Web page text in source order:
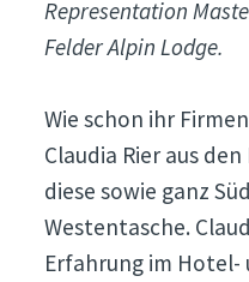
Representation
Felder Alpin Lodge.
Wie schon ihr
Claudia Rier aus
diese sowie ganz
Westentasche.
Erfahrung im Hotel-